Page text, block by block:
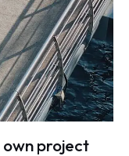
project